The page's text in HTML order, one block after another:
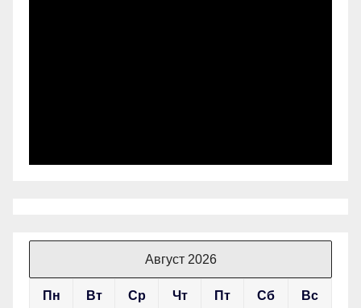
Август 2026
Пн Вт Ср Чт Пт Сб Вс